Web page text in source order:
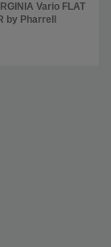
Vario FLAT
by Pharrell